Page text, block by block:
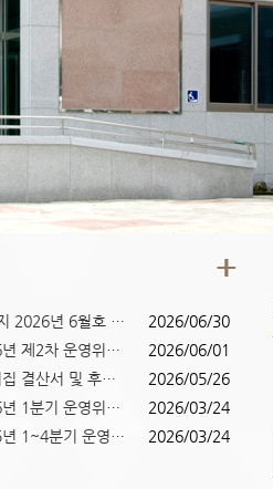
소망의집 소식지 2026년 6월호 (...
2026/06/30
소망의집 2026년 제2차 운영위원...
2026/06/01
2025년 소망의집 결산서 및 후원...
2026/05/26
소망의집 2026년 1분기 운영위원...
2026/03/24
소망의집 2025년 1~4분기 운영위...
2026/03/24